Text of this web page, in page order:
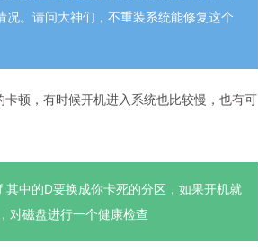
。请问大神们，不重装系统能修复这个
顿，有时候开机进入系统也比较慢，也有可
中的D要换成你卡死的分区，如果开机就
对磁盘进行一个健康检查